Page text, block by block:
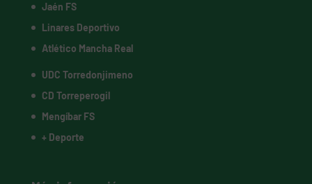
Jaén FS
Linares Deportivo
Atlético Mancha Real
UDC Torredonjimeno
CD Torreperogil
Mengíbar FS
+ Deporte